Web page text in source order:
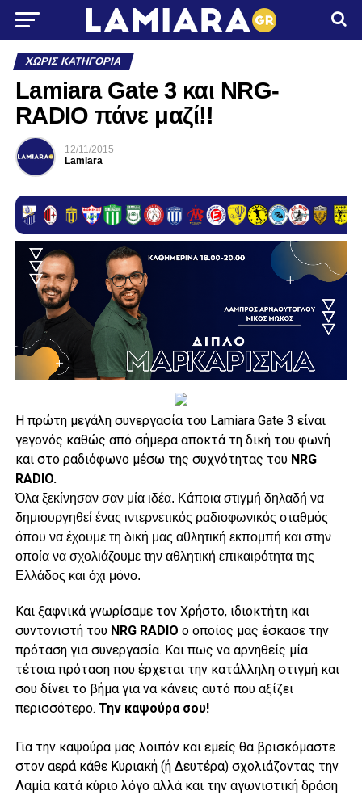
ΧΩΡΊΣ ΚΑΤΗΓΟΡΊΑ
Lamiara Gate 3 και ΝRG-
RADIO πάνε μαζί!!
12/11/2015
Lamiara
Η πρώτη μεγάλη συνεργασία του Lamiara Gate 3 είναι
γεγονός καθώς από σήμερα αποκτά τη δική του φωνή
και στο ραδιόφωνο μέσω της συχνότητας του ΝRG
RADIO.
Όλα ξεκίνησαν σαν μία ιδέα. Κάποια στιγμή δηλαδή να
δημιουργηθεί ένας ιντερνετικός ραδιοφωνικός σταθμός
όπου να έχουμε τη δική μας αθλητική εκπομπή και στην
οποία να σχολιάζουμε την αθλητική επικαιρότητα της
Ελλάδος και όχι μόνο.
Και ξαφνικά γνωρίσαμε τον Χρήστο, ιδιοκτήτη και
συντονιστή του ΝRG RADIO ο οποίος μας έσκασε την
πρόταση για συνεργασία. Και πως να αρνηθείς μία
τέτοια πρόταση που έρχεται την κατάλληλη στιγμή και
σου δίνει το βήμα για να κάνεις αυτό που αξίζει
περισσότερο. Την καψούρα σου!
Για την καψούρα μας λοιπόν και εμείς θα βρισκόμαστε
στον αερά κάθε Κυριακή (ή Δευτέρα) σχολιάζοντας την
Λαμία κατά κύριο λόγο αλλά και την αγωνιστική δράση